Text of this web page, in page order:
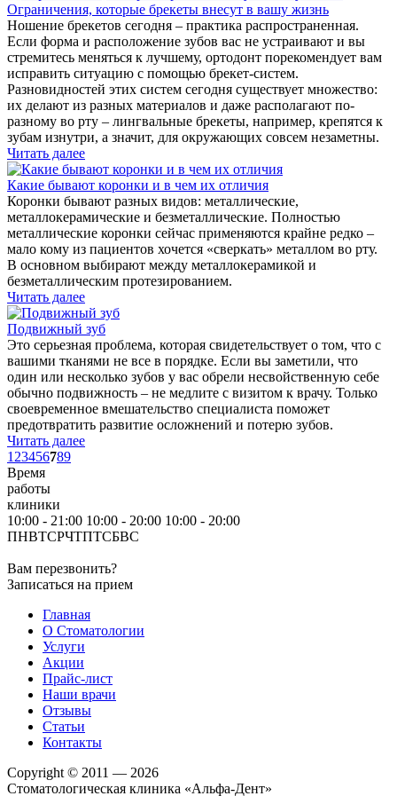
Ограничения, которые брекеты внесут в вашу жизнь
Ношение брекетов сегодня – практика распространенная.
Если форма и расположение зубов вас не устраивают и вы
стремитесь меняться к лучшему, ортодонт порекомендует вам
исправить ситуацию с помощью брекет-систем.
Разновидностей этих систем сегодня существует множество:
их делают из разных материалов и даже располагают по-
разному во рту – лингвальные брекеты, например, крепятся к
зубам изнутри, а значит, для окружающих совсем незаметны.
Читать далее
Какие бывают коронки и в чем их отличия
Коронки бывают разных видов: металлические,
металлокерамические и безметаллические. Полностью
металлические коронки сейчас применяются крайне редко –
мало кому из пациентов хочется «сверкать» металлом во рту.
В основном выбирают между металлокерамикой и
безметаллическим протезированием.
Читать далее
Подвижный зуб
Это серьезная проблема, которая свидетельствует о том, что с
вашими тканями не все в порядке. Если вы заметили, что
один или несколько зубов у вас обрели несвойственную себе
обычно подвижность – не медлите с визитом к врачу. Только
своевременное вмешательство специалиста поможет
предотвратить развитие осложнений и потерю зубов.
Читать далее
1 23456789
Время
работы
клиники
10:00 - 21:00 10:00 - 20:00 10:00 - 20:00
ПНВТСРЧТПТСБВС
Вам перезвонить?
Записаться на прием
Главная
О Стоматологии
Услуги
Акции
Прайс-лист
Наши врачи
Отзывы
Статьи
Контакты
Copyright © 2011 — 2026
Стоматологическая клиника «Альфа-Дент»